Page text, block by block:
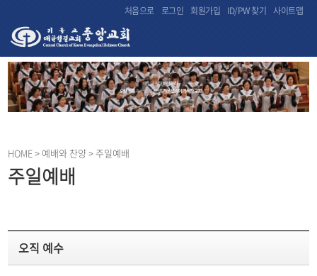
처음으로 로그인 회원가입 ID/PW 찾기 사이트맵
HOME> 예배와 찬양 > 주일예배
주일예배
오직 예수